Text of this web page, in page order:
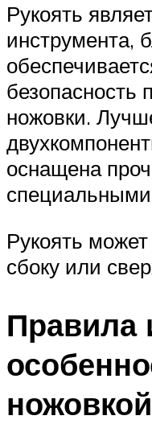
Рукоять
инструмента,
безопасность
ножовки.
оснащена
Рукоять
сбоку или
Правила